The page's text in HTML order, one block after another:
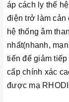
áp cách ly thế
điện trở làm cản
hệ thống âm
nhất(nhanh,
tiến để giảm
cấp chính xác
được mạ